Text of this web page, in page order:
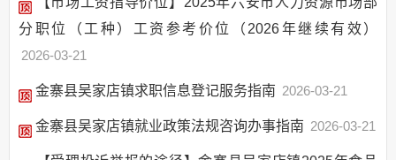
分职位（工种）工资参考价位（2026年继续有效）
2026-03-21
金寨县吴家店镇求职信息登记服务指南 2026-03-21
金寨县吴家店镇就业政策法规咨询办事指南 2026-03-21